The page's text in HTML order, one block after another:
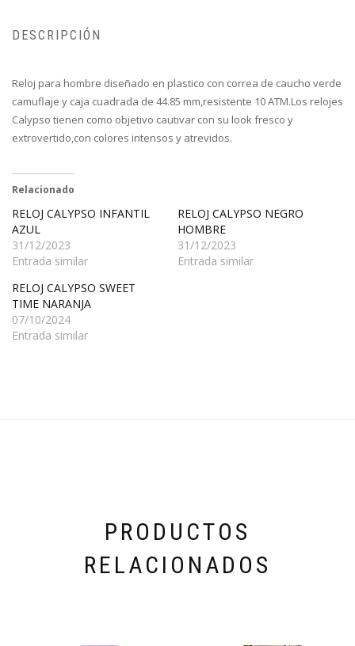
DESCRIPCIÓN
Reloj para hombre diseñado en plastico con correa de caucho verde
camuflaje y caja cuadrada de 44.85 mm,resistente 10 ATM.Los relojes
Calypso tienen como objetivo cautivar con su look fresco y
extrovertido,con colores intensos y atrevidos.
Relacionado
RELOJ CALYPSO INFANTIL
AZUL
31/12/2023
Entrada similar
RELOJ CALYPSO NEGRO
HOMBRE
31/12/2023
Entrada similar
RELOJ CALYPSO SWEET
TIME NARANJA
07/10/2024
Entrada similar
PRODUCTOS
RELACIONADOS